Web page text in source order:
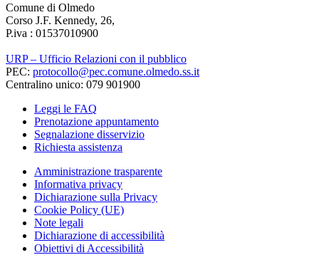
Comune di Olmedo
Corso J.F. Kennedy, 26,
P.iva : 01537010900
URP – Ufficio Relazioni con il pubblico
PEC: protocollo@pec.comune.olmedo.ss.it
Centralino unico: 079 901900
Leggi le FAQ
Prenotazione appuntamento
Segnalazione disservizio
Richiesta assistenza
Amministrazione trasparente
Informativa privacy
Dichiarazione sulla Privacy
Cookie Policy (UE)
Note legali
Dichiarazione di accessibilità
Obiettivi di Accessibilità